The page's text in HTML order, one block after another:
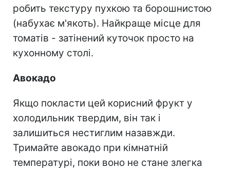
робить текстуру пухкою та борошнистою
(набухає м'якоть). Найкраще місце для
томатів - затінений куточок просто на
кухонному столі.
Авокадо
Якщо покласти цей корисний фрукт у
холодильник твердим, він так і
залишиться нестиглим назавжди.
Тримайте авокадо при кімнатній
температурі, поки воно не стане злегка